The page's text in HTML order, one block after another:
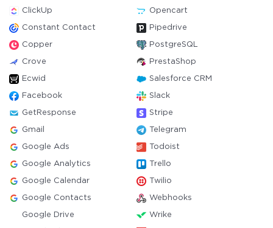
ClickUp Opencart
Constant Contact Pipedrive
Copper PostgreSQL
Crove PrestaShop
Ecwid Salesforce CRM
Facebook Slack
GetResponse Stripe
Gmail Telegram
Google Ads Todoist
Google Analytics Trello
Google Calendar Twilio
Google Contacts Webhooks
Google Drive Wrike